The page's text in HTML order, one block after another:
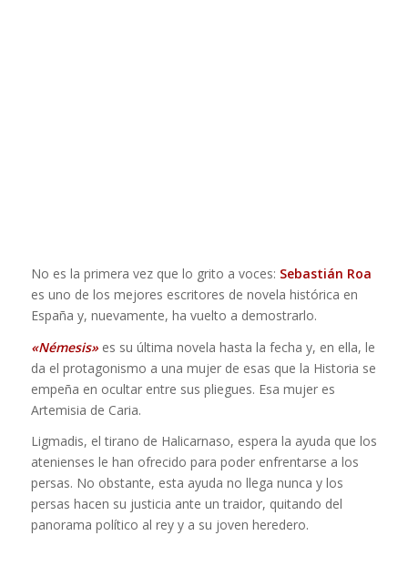
No es la primera vez que lo grito a voces: Sebastián Roa
es uno de los mejores escritores de novela histórica en
España y, nuevamente, ha vuelto a demostrarlo.
«Némesis»es su última novela hasta la fecha y, en ella, le
da el protagonismo a una mujer de esas que la Historia se
empeña en ocultar entre sus pliegues. Esa mujer es
Artemisia de Caria.
Ligmadis, el tirano de Halicarnaso, espera la ayuda que los
atenienses le han ofrecido para poder enfrentarse a los
persas. No obstante, esta ayuda no llega nunca y los
persas hacen su justicia ante un traidor, quitando del
panorama político al rey y a su joven heredero.